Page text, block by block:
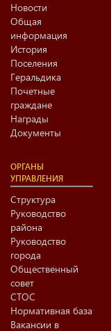
Новости
Общая
информация
История
Поселения
Геральдика
Почетные
граждане
Награды
Документы
ОРГАНЫ
УПРАВЛЕНИЯ
Структура
Руководство
района
Руководство
города
Общественный
совет
СТОС
Нормативная база
Вакансии в